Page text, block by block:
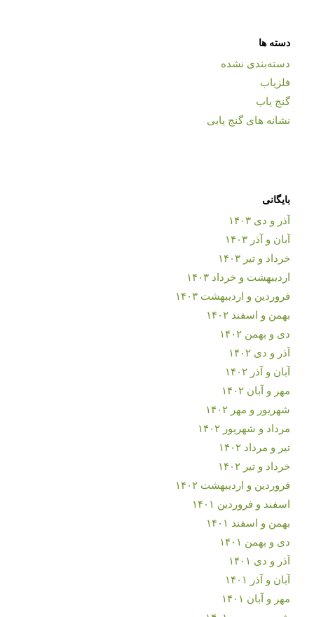
دسته ها
دسته‌بندی نشده
فلزیاب
گنج یاب
نشانه های گنج یابی
بایگانی
آذر و دی ۱۴۰۳
آبان و آذر ۱۴۰۳
خرداد و تیر ۱۴۰۳
اردیبهشت و خرداد ۱۴۰۳
فروردین و اردیبهشت ۱۴۰۳
بهمن و اسفند ۱۴۰۲
دی و بهمن ۱۴۰۲
آذر و دی ۱۴۰۲
آبان و آذر ۱۴۰۲
مهر و آبان ۱۴۰۲
شهریور و مهر ۱۴۰۲
مرداد و شهریور ۱۴۰۲
تیر و مرداد ۱۴۰۲
خرداد و تیر ۱۴۰۲
فروردین و اردیبهشت ۱۴۰۲
اسفند و فروردین ۱۴۰۱
بهمن و اسفند ۱۴۰۱
دی و بهمن ۱۴۰۱
آذر و دی ۱۴۰۱
آبان و آذر ۱۴۰۱
مهر و آبان ۱۴۰۱